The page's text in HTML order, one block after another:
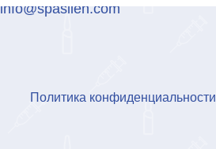
info@spasilen.com
Политика конфиденциальности